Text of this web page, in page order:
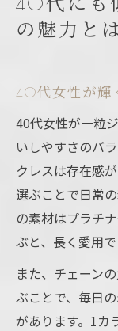
の魅力と
40代女性が輝
40代女性が一粒
いしやすさのバ
クレスは存在感
選ぶことで日常
の素材はプラチ
ぶと、長く愛用で
また、チェーン
ぶことで、毎日
があります。1カ